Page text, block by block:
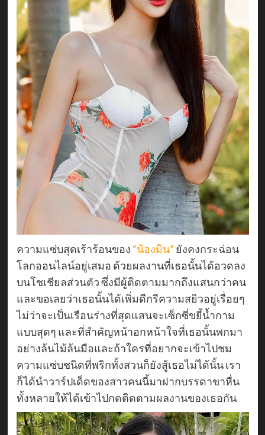
ความแซ่บสุดเร้าร้อนของ “น้องมิน” ยังคงกระฉ่อน
โลกออนไลน์อยู่เสมอ ด้วยผลงานที่เธอนั้นได้อวดลง
บนโชเชียลส่วนตัว ซึ่งมีผู้ติดตามมากถึงแสนกว่าคน
และขอเลยว่าเธอนั้นได้เพิ่มดีกรีความสยิวอยู่เรื่อยๆ
ไม่ว่าจะเป็นเรือนร่างที่สุดแสนจะเซ็กซี่ขยี้น้ำกาม
แบบสุดๆ และที่สำคัญหน้าอกหน้าใจที่เธอนั้นพกมา
อย่างล้นไม้ล้นมือและถ้าใครที่อยากจะเข้าไปชม
ความแซ่บชนิดที่พริกทั้งสวนก็ยังสู้เธอไม่ได้นั้น เรา
ก็ได้นำวาร์ปเด็ดของสาวคนนี้มาฝากบรรดาขาหื่น
ทั้งหลายให้ได้เข้าไปกดติดตามผลงานของเธอกัน